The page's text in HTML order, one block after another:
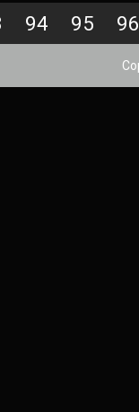
94 95 96